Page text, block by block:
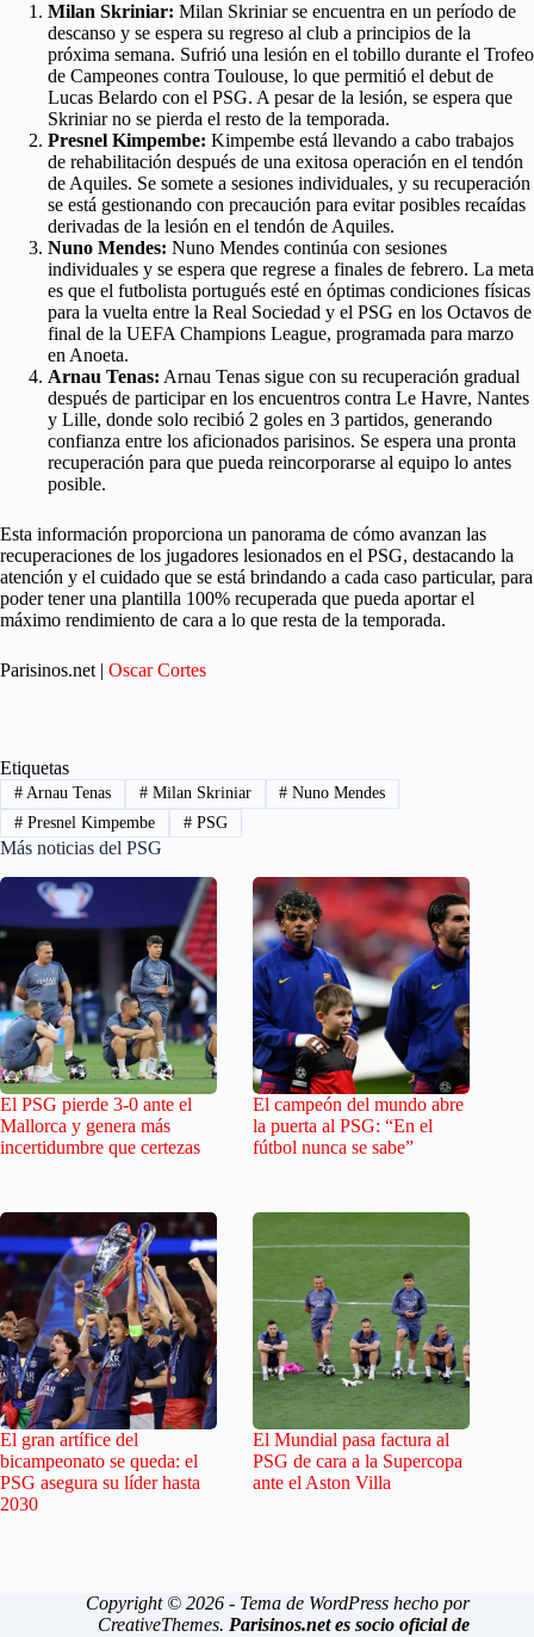
Milan Skriniar: Milan Skriniar se encuentra en un período de
descanso y se espera su regreso al club a principios de la
próxima semana. Sufrió una lesión en el tobillo durante el Trofeo
de Campeones contra Toulouse, lo que permitió el debut de
Lucas Belardo con el PSG. A pesar de la lesión, se espera que
Skriniar no se pierda el resto de la temporada.
Presnel Kimpembe: Kimpembe está llevando a cabo trabajos
de rehabilitación después de una exitosa operación en el tendón
de Aquiles. Se somete a sesiones individuales, y su recuperación
se está gestionando con precaución para evitar posibles recaídas
derivadas de la lesión en el tendón de Aquiles.
Nuno Mendes: Nuno Mendes continúa con sesiones
individuales y se espera que regrese a finales de febrero. La meta
es que el futbolista portugués esté en óptimas condiciones físicas
para la vuelta entre la Real Sociedad y el PSG en los Octavos de
final de la UEFA Champions League, programada para marzo
en Anoeta.
Arnau Tenas: Arnau Tenas sigue con su recuperación gradual
después de participar en los encuentros contra Le Havre, Nantes
y Lille, donde solo recibió 2 goles en 3 partidos, generando
confianza entre los aficionados parisinos. Se espera una pronta
recuperación para que pueda reincorporarse al equipo lo antes
posible.
Esta información proporciona un panorama de cómo avanzan las
recuperaciones de los jugadores lesionados en el PSG, destacando la
atención y el cuidado que se está brindando a cada caso particular, para
poder tener una plantilla 100% recuperada que pueda aportar el
máximo rendimiento de cara a lo que resta de la temporada.
Parisinos.net | Oscar Cortes
Etiquetas
#Arnau Tenas #Milan Skriniar # Nuno Mendes
#Presnel Kimpembe #PSG
Más noticias del PSG
El PSG pierde 3-0 ante el
Mallorca y genera más
incertidumbre que certezas
El campeón del mundo abre
la puerta al PSG: “En el
fútbol nunca se sabe”
El gran artífice del
bicampeonato se queda: el
PSG asegura su líder hasta
2030
El Mundial pasa factura al
PSG de cara a la Supercopa
ante el Aston Villa
Copyright © 2026 - Tema de WordPress hecho por
CreativeThemes. Parisinos.net es socio oficial de